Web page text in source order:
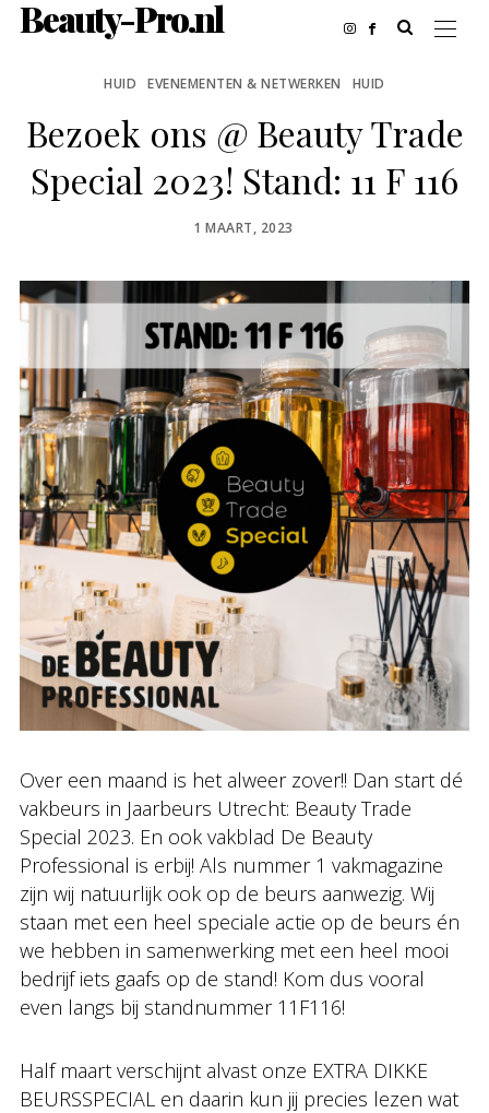
Beauty-Pro.nl
HUID EVENEMENTEN & NETWERKEN HUID
Bezoek ons @ Beauty Trade
Special 2023! Stand: 11 F 116
POSTED
1 MAART, 2023
Over een maand is het alweer zover!! Dan start dé
vakbeurs in Jaarbeurs Utrecht: Beauty Trade
Special 2023. En ook vakblad De Beauty
Professional is erbij! Als nummer 1 vakmagazine
zijn wij natuurlijk ook op de beurs aanwezig. Wij
staan met een heel speciale actie op de beurs én
we hebben in samenwerking met een heel mooi
bedrijf iets gaafs op de stand! Kom dus vooral
even langs bij standnummer 11F116!
Half maart verschijnt alvast onze EXTRA DIKKE
BEURSSPECIAL en daarin kun jij precies lezen wat